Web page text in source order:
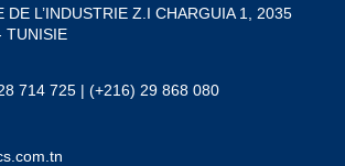
DE L’INDUSTRIE Z.I CHARGUIA 1, 2035
TUNISIE
714 725 | (+216) 29 868 080